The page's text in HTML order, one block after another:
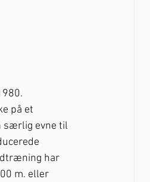
på et
særlig evne til
har
m. eller